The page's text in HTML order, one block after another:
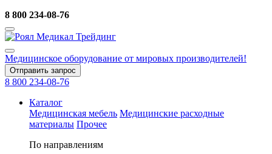
8 800 234-08-76
Медицинское оборудование от мировых производителей!
Отправить запрос
8 800 234-08-76
Каталог
Медицинская мебель Медицинские расходные
материалы Прочее
По направлениям